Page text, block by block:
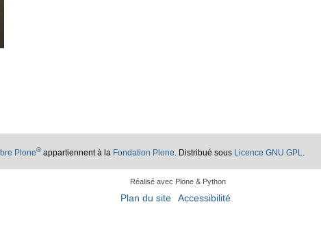
Plone®appartiennent à la Fondation Plone . Distribué sous Licence GNU GPL
Réalisé avec Plone & Python
Plan du site Accessibilité